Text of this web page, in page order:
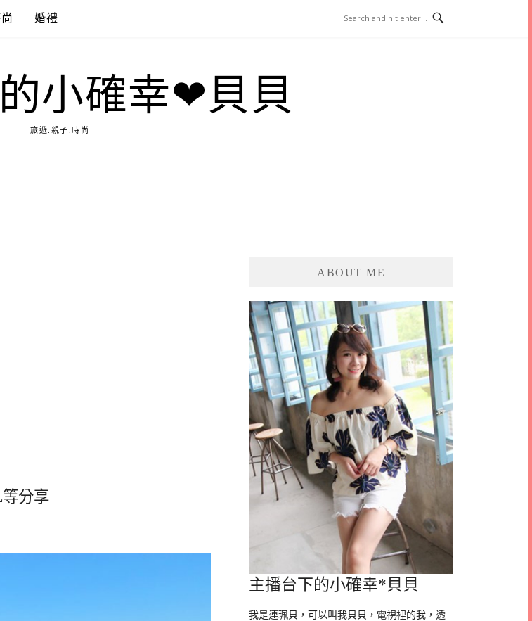
婚禮
小確幸❤貝貝
旅遊.親子.時尚
等分享
ABOUT ME
主播台下的小確幸*貝貝
我是連珮貝，可以叫我貝貝，電視裡的我，透